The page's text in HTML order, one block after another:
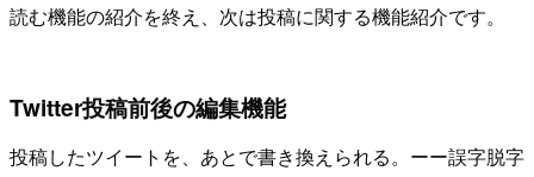
読む機能の紹介を終え、次は投稿に関する機能紹介です。
Twitter投稿前後の編集機能
投稿したツイートを、あとで書き換えられる。ーー誤字脱字